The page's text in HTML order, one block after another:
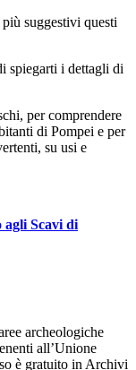
suggestivi questi
spiegarti i dettagli di
per comprendere
di Pompei e per
su usi e
agli Scavi di
archeologiche
all’Unione
è gratuito in Archivi